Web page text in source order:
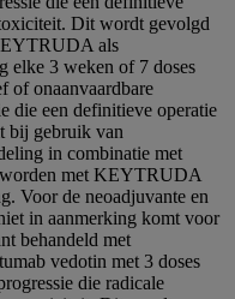
Dit wordt gevolgd
als
elke 3 weken of 7 doses
of onaanvaardbare
die een definitieve operatie
bij gebruik van
in combinatie met
worden met KEYTRUDA
Voor de neoadjuvante en
in aanmerking komt voor
behandeld met
vedotin met 3 doses
die radicale